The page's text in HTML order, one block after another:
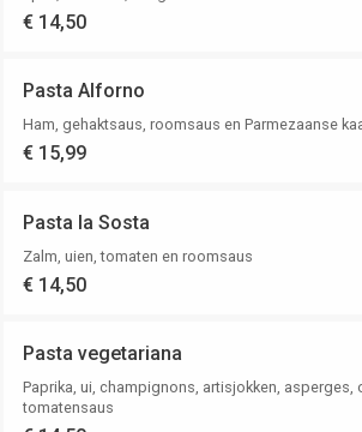
€ 14,50
Pasta Alforno
Ham, gehaktsaus, roomsaus en Parmezaanse
€ 15,99
Pasta la Sosta
Zalm, uien, tomaten en roomsaus
€ 14,50
Pasta vegetariana
Paprika, ui, champignons, artisjokken, asperges,
tomatensaus